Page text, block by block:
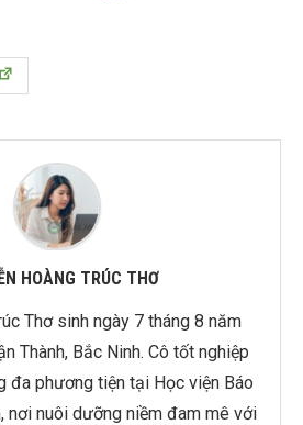
HOÀNG TRÚC THƠ
Thơ sinh ngày 7 tháng 8 năm
Thành, Bắc Ninh. Cô tốt nghiệp
đa phương tiện tại Học viện Báo
nơi nuôi dưỡng niềm đam mê với